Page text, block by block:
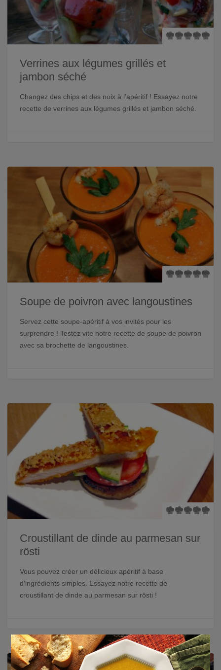
Verrines aux légumes grillés et
jambon séché
Changez des chips et des noix à l’apéritif ! Essayez notre
recette de verrines aux légumes grillés et jambon séché.
Soupe de poivron avec langoustines
Servez cette soupe-apéritif à vos invités pour les
surprendre ! Testez vite notre recette de soupe de poivron
avec sa brochette de langoustines.
Croustillant de dinde au parmesan sur
rösti
Vous pouvez créer un délicieux apéritif à base
d’ingrédients simples. Essayez notre recette de
croustillant de dinde au parmesan sur rösti !
×